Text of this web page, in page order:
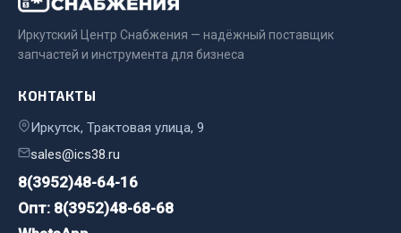
Agat auto
Alteco
Aвтосил
Cosmo
Показать ещё
Весь раздел
Иркутский Центр Снабжения — надёжный поставщик
запчастей и инструмента для бизнеса
КОНТАКТЫ
Иркутск, Трактовая улица, 9
sales@ics38.ru
8(3952)48-64-16
Опт: 8(3952)48-68-68